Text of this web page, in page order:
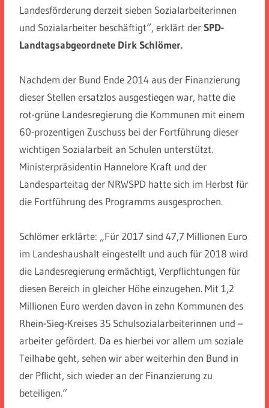
Landesförderung derzeit sieben Sozialarbeiterinnen
und Sozialarbeiter beschäftigt“, erklärt derSPD-
Landtagsabgeordnete Dirk Schlömer.
Nachdem der Bund Ende 2014 aus der Finanzierung
dieser Stellen ersatzlos ausgestiegen war, hatte die
rot-grüne Landesregierung die Kommunen mit einem
60-prozentigen Zuschuss bei der Fortführung dieser
wichtigen Sozialarbeit an Schulen unterstützt.
Ministerpräsidentin Hannelore Kraft und der
Landesparteitag der NRWSPD hatte sich im Herbst für
die Fortführung des Programms ausgesprochen.
Schlömer erklärte: „Für 2017 sind 47,7 Millionen Euro
im Landeshaushalt eingestellt und auch für 2018 wird
die Landesregierung ermächtigt, Verpflichtungen für
diesen Bereich in gleicher Höhe einzugehen. Mit 1,2
Millionen Euro werden davon in zehn Kommunen des
Rhein-Sieg-Kreises 35 Schulsozialarbeiterinnen und –
arbeiter gefördert. Da es hierbei vor allem um soziale
Teilhabe geht, sehen wir aber weiterhin den Bund in
der Pflicht, sich wieder an der Finanzierung zu
beteiligen.“